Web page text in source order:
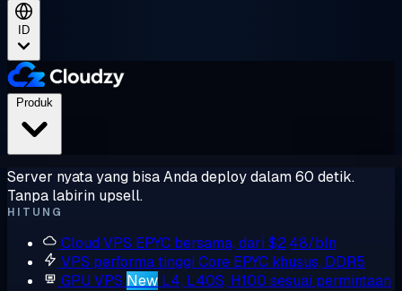
ID
Server nyata yang bisa Anda deploy dalam 60 detik.
Tanpa labirin upsell.
HITUNG
Cloud VPS EPYC bersama, dari $2,48/bln
VPS performa tinggi Core EPYC khusus, DDR5
GPU VPS New L4, L40S, H100 sesuai permintaan